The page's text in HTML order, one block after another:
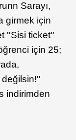
Sarayı,
girmek için
''Sisi ticket''
için 25;
indirimden